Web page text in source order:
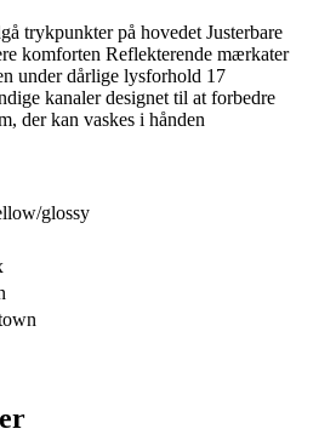
trykpunkter på hovedet Justerbare
komforten Reflekterende mærkater
under dårlige lysforhold 17
kanaler designet til at forbedre
der kan vaskes i hånden
glossy